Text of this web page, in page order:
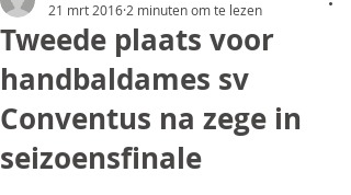
Tweede plaats voor
handbaldames sv
Conventus na zege in
seizoensfinale
21 mrt 2016 2 minuten om te lezen